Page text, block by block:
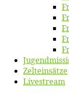
Zelt­ein­sät­ze
Live­stream